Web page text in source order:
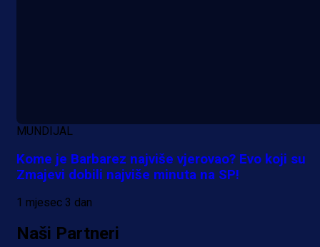
MUNDIJAL
Kome je Barbarez najviše vjerovao? Evo koji su
Zmajevi dobili najviše minuta na SP!
1 mjesec 3 dan
Naši Partneri